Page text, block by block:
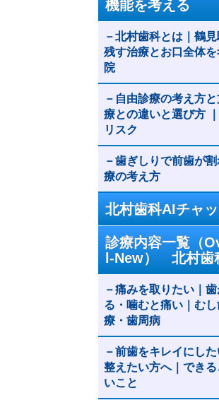
機能を考える
北村歯科とは｜鶴
残す治療とお口全体
院
自由診療の考え方
療との違いと選び方
リスク
歯ぎしりで前歯が
療の考え方
北村歯科AIチャ
診療内容一覧（
l-New） 北村歯
痛みを取りたい｜
る・噛むと痛い｜む
療・歯周病
前歯をキレイにし
整えたい方へ｜でき
いこと